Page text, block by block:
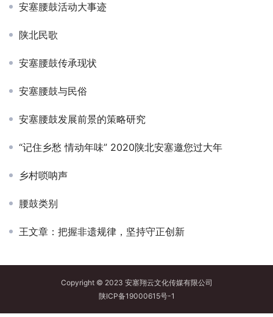
安塞腰鼓活动大事迹
陕北民歌
安塞腰鼓传承现状
安塞腰鼓与民俗
安塞腰鼓发展前景的策略研究
“记住乡愁 情动年味” 2020陕北安塞邀您过大年
乡村唢呐声
腰鼓类别
王文章：把握非遗规律，坚持守正创新
Copyright © 2023 安塞翔云文化传媒有限公司
陕ICP备19000615号-1